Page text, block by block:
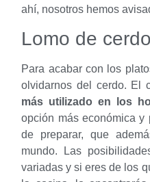
ahí, nosotros hemos
Lomo de
Para acabar con los
olvidarnos del cerdo. El
más utilizado en los
opción más económica
de preparar, que
mundo. Las
variadas y si eres de los